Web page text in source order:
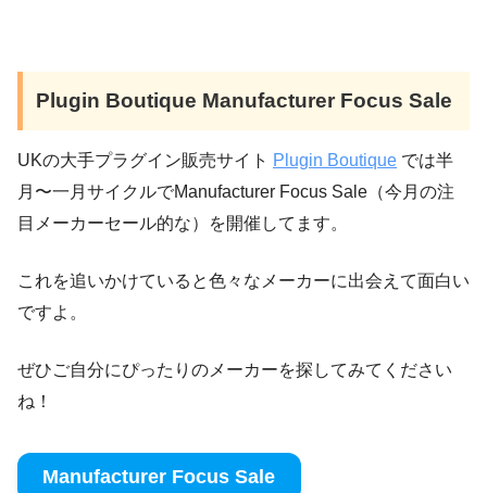
Plugin Boutique Manufacturer Focus Sale
UKの大手プラグイン販売サイト Plugin Boutique では半
月〜一月サイクルでManufacturer Focus Sale（今月の注
目メーカーセール的な）を開催してます。
これを追いかけていると色々なメーカーに出会えて面白い
ですよ。
ぜひご自分にぴったりのメーカーを探してみてください
ね！
Manufacturer Focus Sale